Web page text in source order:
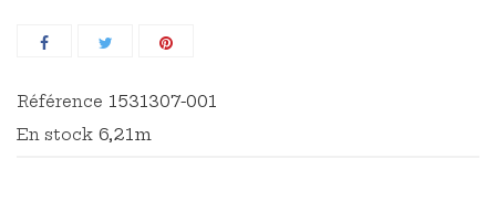
Référence 1531307-001
En stock 6,21m